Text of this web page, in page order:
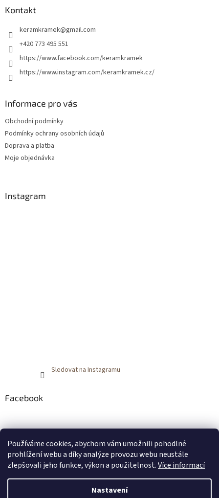
Používáme cookies, abychom vám umožnili pohodlné
prohlížení webu a díky analýze provozu webu neustále
zlepšovali jeho funkce, výkon a použitelnost.Více informací
Nastavení
Kontakt
keramkramek@gmail.com
+420 773 495 551
https://www.facebook.com/keramkramek
https://www.instagram.com/keramkramek.cz/
Informace pro vás
Obchodní podmínky
Podmínky ochrany osobních údajů
Doprava a platba
Moje objednávka
Instagram
Sledovat na Instagramu
Facebook
Vytvořil Shoptet